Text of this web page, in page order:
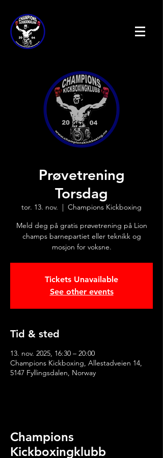
Prøvetrening
Torsdag
tor. 13. nov.
  |
Champions Kickboxing
Meld deg på gratis prøvetrening på Lion
champs barnepartiet eller teknikk og
mosjon for voksne.
Tickets Unavailable
See other events
Tid & sted
13. nov. 2025, 16:30 – 20:00
Champions Kickboxing, Allestadveien 14,
5147 Fyllingsdalen, Norway
Champions
Kickboxingklubb